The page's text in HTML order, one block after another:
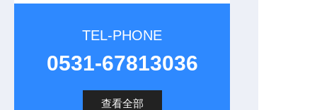
TEL-PHONE
0531-67813036
查看全部